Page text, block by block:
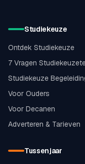
Studiekeuze
Ontdek Studiekeuze
7 Vragen
Studiekeuze
Voor Ouders
Voor Decanen
Adverteren & Tarieven
Tussenjaar